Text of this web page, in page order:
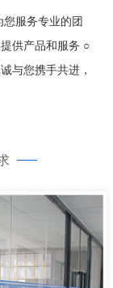
服务专业的团
供产品和服务 ○
与您携手共进，